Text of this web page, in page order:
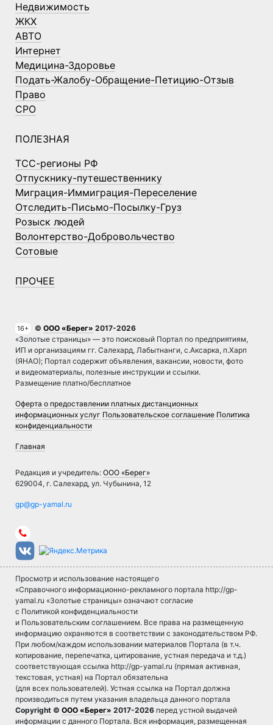
Недвижимость
ЖКХ
АВТО
Интернет
Медицина-Здоровье
Подать-Жалобу-Обращение-Петицию-Отзыв
Право
СРО
ПОЛЕЗНАЯ
ТСС-регионы РФ
Отпускнику-путешественнику
Миграция-Иммиграция-Переселение
Отследить-Письмо-Посылку-Груз
Розыск людей
Волонтерство-Добровольчество
Сотовые
ПРОЧЕЕ
16+ © ООО «Берег» 2017-2026
«Золотые страницы» — это поисковый Портал по предприятиям,
ИП и организациям гг. Салехард, Лабытнанги, с.Аксарка, п.Харп
(ЯНАО); Портал содержит объявления, вакансии, новости, фото
и видеоматериалы, полезные инструкции и ссылки.
Размещение платно/бесплатное
Оферта о предоставлении платных дистанционных
информационных услуг Пользовательское соглашение Политика
конфиденциальности
Главная
Редакция и учредитель: ООО «Берег»
629004, г. Салехард, ул. Чубынина, 12
Просмотр и использование настоящего
«Справочного информационно-рекламного портала http://gp-
yamal.ru «Золотые страницы» означают согласие
с Политикой конфиденциальности
и Пользовательским соглашением. Все права на размещенную
информацию охраняются в соответствии с законодательством РФ.
При любом/каждом использовании материалов Портала (в т.ч.
копирование, перепечатка, цитирование, устная передача и т.д.)
соответствующая ссылка http://gp-yamal.ru (прямая активная,
текстовая, устная) на Портал обязательна
(для всех пользователей). Устная ссылка на Портал должна
производиться путем указания владельца данного портала
Copyright © ООО «Берег» 2017-2026 перед устной выдачей
информации с данного Портала. Вся информация, размещенная